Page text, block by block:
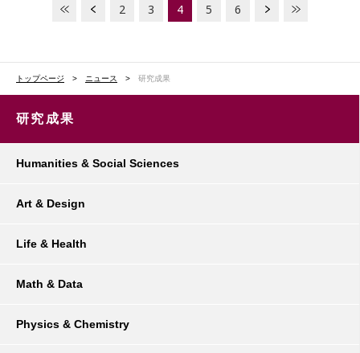
2 3 4 5 6
トップページ ニュース 研究成果
研究成果
Humanities & Social Sciences
Art & Design
Life & Health
Math & Data
Physics & Chemistry